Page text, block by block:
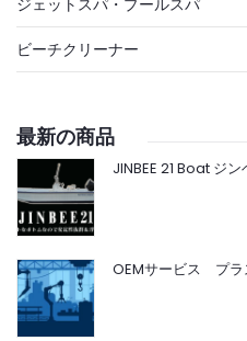
ジェットスパ・プールスパ
ビーチクリーナー
最新の商品
JINBEE 21 Boat ジン
OEMサービス プラ